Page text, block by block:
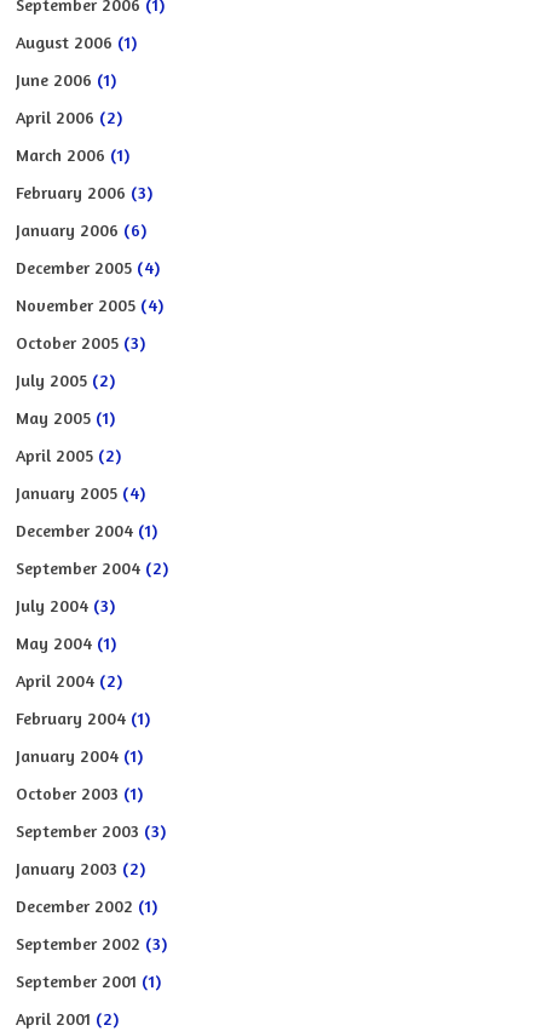
August 2006 (1)
June 2006 (1)
April 2006 (2)
March 2006 (1)
February 2006 (3)
January 2006 (6)
December 2005 (4)
November 2005 (4)
October 2005 (3)
July 2005 (2)
May 2005 (1)
April 2005 (2)
January 2005 (4)
December 2004 (1)
September 2004 (2)
July 2004 (3)
May 2004 (1)
April 2004 (2)
February 2004 (1)
January 2004 (1)
October 2003 (1)
September 2003 (3)
January 2003 (2)
December 2002 (1)
September 2002 (3)
September 2001 (1)
April 2001 (2)